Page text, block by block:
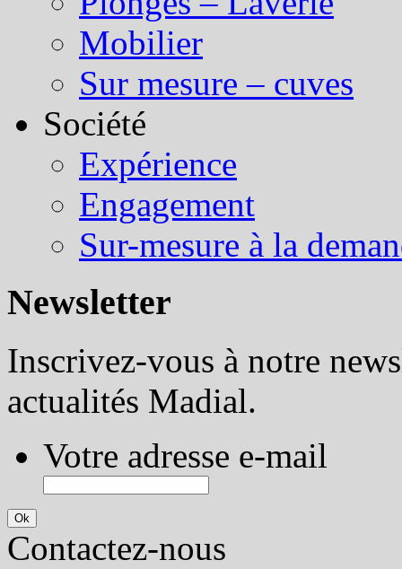
Mobilier
Sur mesure – cuves
Société
Expérience
Engagement
Sur-mesure à la
Newsletter
Inscrivez-vous à notre
actualités Madial.
Votre adresse e-mail
Contactez-nous